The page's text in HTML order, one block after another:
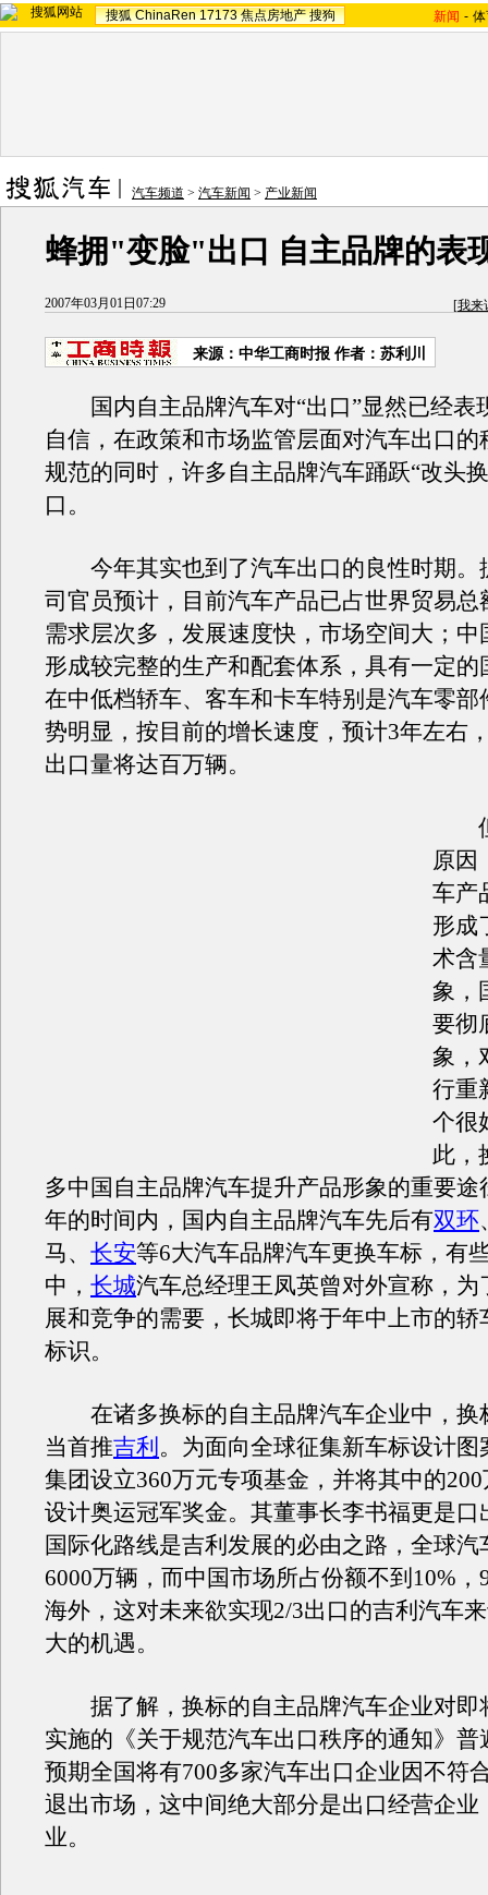
搜狐 ChinaRen 17173 焦点房地产 搜狗 新闻 -
汽车频道 > 汽车新闻 > 产业新闻
蜂拥"变脸"出口 自主品牌的表
2007年03月01日07:29 [我来
来源：中华工商时报 作者：苏利川
国内自主品牌汽车对“出口”显然已经表
自信，在政策和市场监管层面对汽车出口的
规范的同时，许多自主品牌汽车踊跃“改头
口。
今年其实也到了汽车出口的良性时期。
司官员预计，目前汽车产品已占世界贸易总
需求层次多，发展速度快，市场空间大；中
形成较完整的生产和配套体系，具有一定的
在中低档轿车、客车和卡车特别是汽车零部
势明显，按目前的增长速度，预计3年左右
出口量将达百万辆。
但
原因
车产
形成
术含
象，
要彻
象，
行重
个很
此，
多中国自主品牌汽车提升产品形象的重要途
年的时间内，国内自主品牌汽车先后有双环
马、 长安等6大汽车品牌汽车更换车标，有
中， 长城汽车总经理王凤英曾对外宣称，为
展和竞争的需要，长城即将于年中上市的轿
标识。
在诸多换标的自主品牌汽车企业中，换
当首推吉利 。为面向全球征集新车标设计图
集团设立360万元专项基金，并将其中的
设计奥运冠军奖金。其董事长李书福更是口
国际化路线是吉利发展的必由之路，全球汽
6000万辆，而中国市场所占份额不到10%，
海外，这对未来欲实现2/3出口的吉利汽车
大的机遇。
据了解，换标的自主品牌汽车企业对即
实施的《关于规范汽车出口秩序的通知》普
预期全国将有700多家汽车出口企业因不符
退出市场，这中间绝大部分是出口经营企业
业。